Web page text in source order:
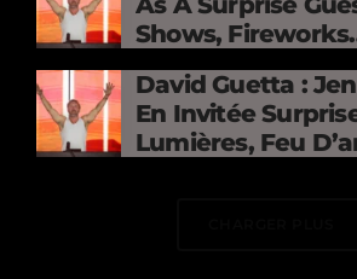
Shows,
Electrifies The
France
David Guetta :
En Invitée
Lumières, Feu